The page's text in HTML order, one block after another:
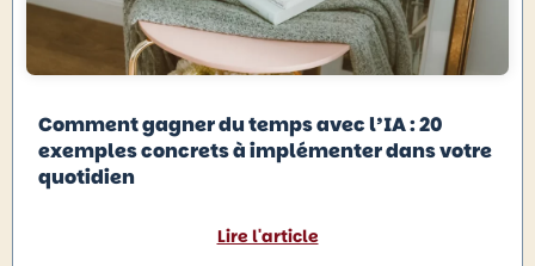
Comment gagner du temps avec l’IA : 20
exemples concrets à implémenter dans votre
quotidien
Lire l'article